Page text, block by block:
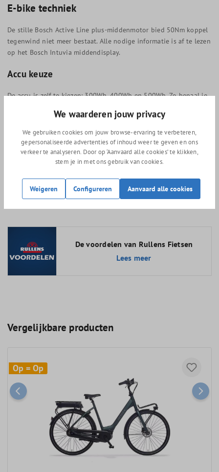
E-bike techniek
De stille Bosch Active Line plus-middenmotor bied 50Nm koppel
tegenwind niet meer bestaat. Alle nodige informatie is af te lezen
op het Bosch Intuvia middendisplay.
Accu keuze
De accu is zelf te kiezen: 300Wh, 400Wh en 500Wh. Zo bepaal je
Welke elektrische fiets heb ik nodig? Het kan moeilijk zijn om te
ontdekken welke elektrische fiets je precies zoekt en waar je op
moet letten. Bij ons in de winkel krijgen we deze vraag met
regelmaat. Daarom hebben we onze meest gestelde vragen en
antwoorden in een blogpost verwerkt. Klikhier!voor onze
uitlegblog over elektrische fietsen.
De voordelen van Rullens Fietsen
Lees meer
Vergelijkbare producten
Op = Op
We waarderen jouw privacy
We gebruiken cookies om jouw browse-ervaring te verbeteren,
gepersonaliseerde advertenties of inhoud weer te geven en ons
verkeer te analyseren. Door op ‘Aanvaard alle cookies’ te klikken,
stem je in met ons gebruik van cookies.
Weigeren Configureren Aanvaard alle cookies